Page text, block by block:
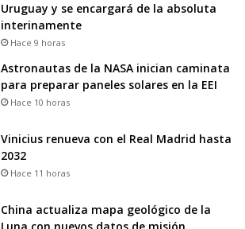
Uruguay y se encargará de la absoluta
interinamente
Hace 9 horas
Astronautas de la NASA inician caminata
para preparar paneles solares en la EEI
Hace 10 horas
Vinicius renueva con el Real Madrid hasta
2032
Hace 11 horas
China actualiza mapa geológico de la